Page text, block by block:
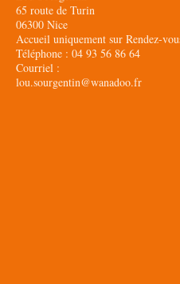
65 route de Turin
06300 Nice
Accueil uniquement sur Rendez-
Téléphone : 04 93 56 86 64
Courriel :
lou.sourgentin@wanadoo.fr